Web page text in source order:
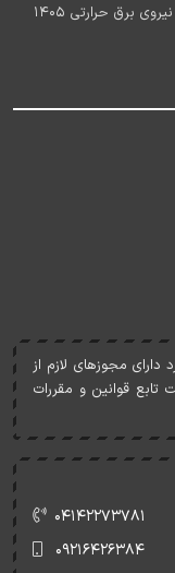
آخرین اخبار استخدام شرکت مادر تخصصی تولید نیروی برق حرارتی 1405
مجوزهای لازم از
قوانين و مقررات
۰۴۱۴۲۲۷۳۷۸۱
۰۹۲۱۶۴۲۶۳۸۴